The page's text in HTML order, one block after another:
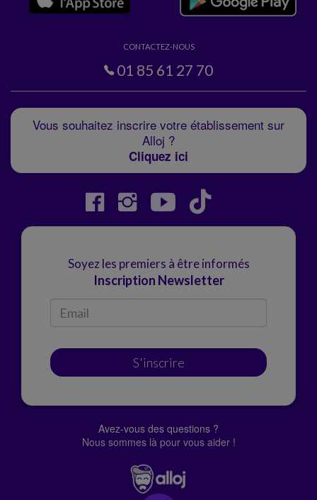
CONTACTEZ-NOUS
01 85 61 27 70
Vous souhaitez inscrire votre établissement sur
Alloj ?
Cliquez ici
Soyez les premiers à être informés
Inscription Newsletter
S'inscrire
Avez-vous des questions ?
Nous sommes là pour vous aider !